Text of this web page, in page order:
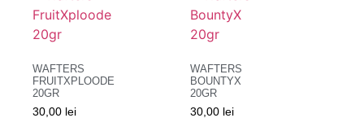
WAFTERS
FRUITXPLOODE
20GR
30,00 lei
WAFTERS
BOUNTYX
20GR
30,00 lei